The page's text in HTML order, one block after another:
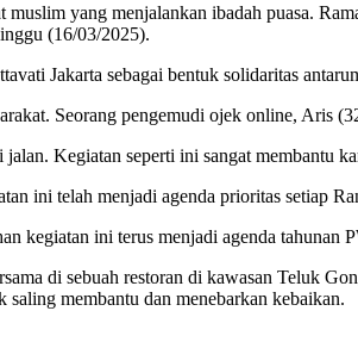
yang menjalankan ibadah puasa.
(16/03/2025).
Jakarta sebagai bentuk solidaritas
Seorang pengemudi ojek online, Aris
Kegiatan seperti ini sangat membantu
ini telah menjadi agenda prioritas setiap
kegiatan ini terus menjadi agenda tahunan
di sebuah restoran di kawasan Teluk
saling membantu dan menebarkan kebaikan.